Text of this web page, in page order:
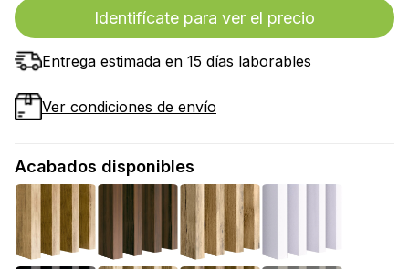
Identifícate para ver el precio
Entrega estimada en 15 días laborables
Ver condiciones de envío
Acabados disponibles